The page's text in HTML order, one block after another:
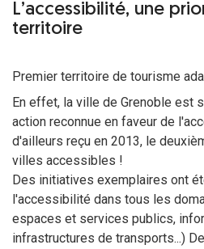
L’accessibilité, une
territoire
Premier territoire de tourisme
En effet, la ville de Grenoble est
action reconnue en faveur de
d'ailleurs reçu en 2013, le
villes accessibles !
Des initiatives exemplaires ont
l'accessibilité dans tous les
espaces et services publics,
infrastructures de transports...)